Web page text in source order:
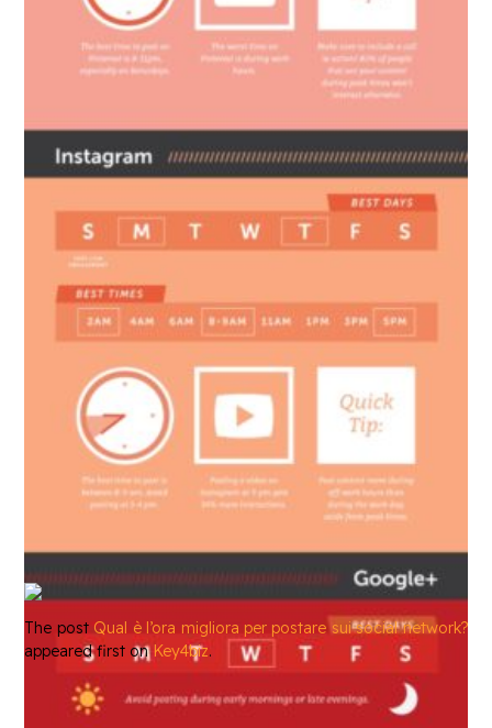
The post Qual è l’ora migliora per postare sui social network?
appeared first onKey4biz.